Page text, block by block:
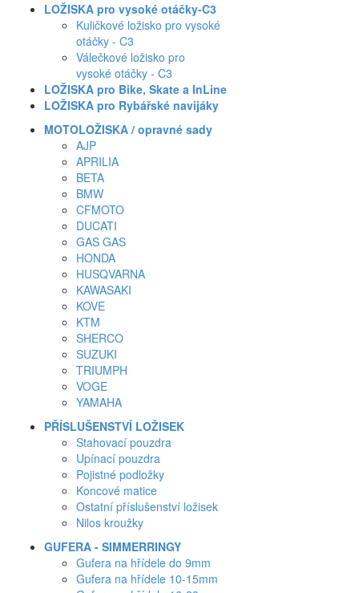
LOŽISKA pro vysoké otáčky-C3
Kuličkové ložisko pro vysoké
otáčky - C3
Válečkové ložisko pro
vysoké otáčky - C3
LOŽISKA pro Bike, Skate a InLine
LOŽISKA pro Rybářské navijáky
MOTOLOŽISKA / opravné sady
AJP
APRILIA
BETA
BMW
CFMOTO
DUCATI
GAS GAS
HONDA
HUSQVARNA
KAWASAKI
KOVE
KTM
SHERCO
SUZUKI
TRIUMPH
VOGE
YAMAHA
PŘÍSLUŠENSTVÍ LOŽISEK
Stahovací pouzdra
Upínací pouzdra
Pojistné podložky
Koncové matice
Ostatní příslušenství ložisek
Nilos kroužky
GUFERA - SIMMERRINGY
Gufera na hřídele do 9mm
Gufera na hřídele 10-15mm